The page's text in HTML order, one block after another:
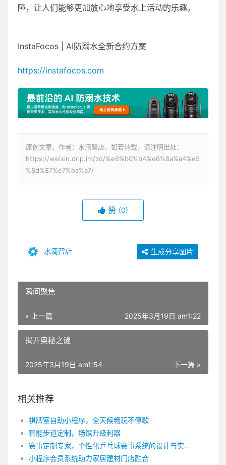
障，让人们能够更加放心地享受水上活动的乐趣。
InstaFocos | AI防溺水全新合约方案
https://instafocos.com
原创文章，作者：水滴智店，如若转载，请注明出处：
https://weixin.drip.im/zd/%e6%b0%b4%e6%8a%a4%e5
%8d%87%e7%ba%a7/
赞 (0)
水滴智店 生成分享图片
瞬间聚焦
« 上一篇 2025年3月19日 am1:22
揭开奥秘之谜
下一篇 »
2025年3月19日 am1:54
相关推荐
棋牌室自助小程序，全天候畅玩不停歇
智能步道定制，场馆升级利器
赛事定制专家，个性化乒乓球赛事系统的设计与实现
小程序会员系统助力家居建材门店融合